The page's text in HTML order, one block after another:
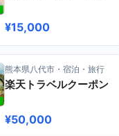
¥15,000
熊本県八代市・宿泊・旅行
楽天トラベルクーポン
¥50,000